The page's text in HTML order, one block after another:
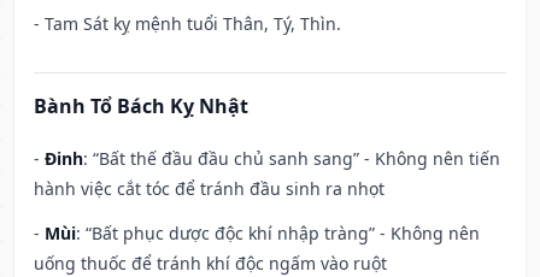
- Tam Sát kỵ mệnh tuổi Thân, Tý, Thìn.
Bành Tổ Bách Kỵ Nhật
- Đinh: “Bất thế đầu đầu chủ sanh sang” - Không nên tiến
hành việc cắt tóc để tránh đầu sinh ra nhọt
- Mùi: “Bất phục dược độc khí nhập tràng” - Không nên
uống thuốc để tránh khí độc ngấm vào ruột